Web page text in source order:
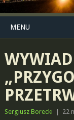
MENU
Sergiusz Borecki 22